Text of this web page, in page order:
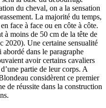
du cheval, on a la sensation
La majorité du temps,
face à face ou en côte à côte.
à moins de 50 cm de la tête de
2020). Une certaine sensualité
dans le paragraphe
avoir certains cavaliers
partie de leur corps. A
considèrent ce premier
de réussite dans la construction